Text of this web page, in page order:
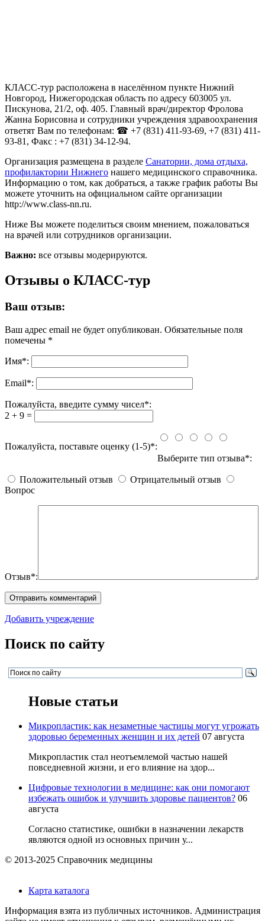
КЛАСС-тур расположена в населённом пункте Нижний
Новгород, Нижегородская область по адресу 603005 ул.
Пискунова, 21/2, оф. 405. Главный врач/директор Фролова
Жанна Борисовна и сотрудники учреждения здравоохранения
ответят Вам по телефонам: ☎ +7 (831) 411-93-69, +7 (831) 411-
93-81, Факс : +7 (831) 34-12-94.
Организация размещена в разделе Санатории, дома отдыха,
профилактории Нижнего нашего медицинского справочника.
Информацию о том, как добраться, а также график работы Вы
можете уточнить на официальном сайте организации
http://www.class-nn.ru.
Ниже Вы можете поделиться своим мнением, пожаловаться
на врачей или сотрудников организации.
Важно: все отзывы модерируются.
Отзывы о КЛАСС-тур
Ваш отзыв:
Ваш адрес email не будет опубликован. Обязательные поля
помечены *
Имя*:
Email*:
Пожалуйста, введите сумму чисел*:
2 + 9 =
Пожалуйста, поставьте оценку (1-5)*:
Выберите тип отзыва*:
Положительный отзыв
Отрицательный отзыв
Вопрос
Отзыв*:
Добавить учреждение
Поиск по сайту
Новые статьи
Микропластик: как незаметные частицы могут угрожать
здоровью беременных женщин и их детей 07 августа
Микропластик стал неотъемлемой частью нашей
повседневной жизни, и его влияние на здор...
Цифровые технологии в медицине: как они помогают
избежать ошибок и улучшить здоровье пациентов? 06
августа
Согласно статистике, ошибки в назначении лекарств
являются одной из основных причин у...
© 2013-2025 Справочник медицины
Карта каталога
Информация взята из публичных источников. Администрация